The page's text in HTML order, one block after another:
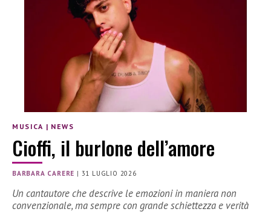
MUSICA | NEWS
Cioffi, il burlone dell’amore
BARBARA CARERE | 31 LUGLIO 2026
Un cantautore che descrive le emozioni in maniera non
convenzionale, ma sempre con grande schiettezza e verità